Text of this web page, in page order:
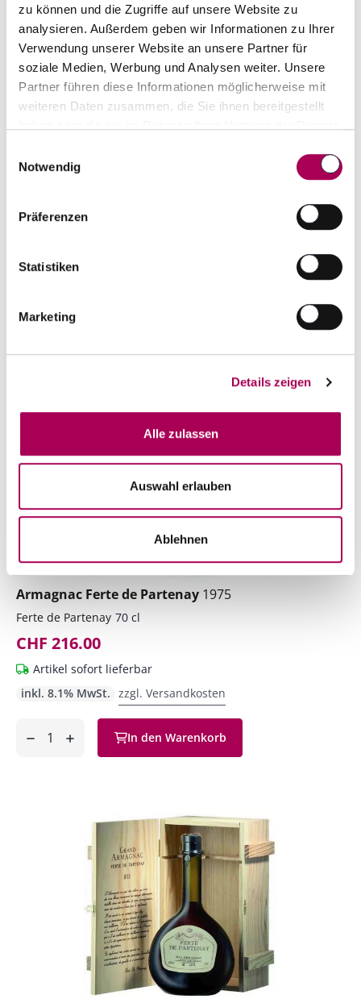
zu können und die Zugriffe auf unsere Website zu
analysieren. Außerdem geben wir Informationen zu Ihrer
Verwendung unserer Website an unsere Partner für
soziale Medien, Werbung und Analysen weiter. Unsere
Partner führen diese Informationen möglicherweise mit
weiteren Daten zusammen, die Sie ihnen bereitgestellt
Notwendig
Präferenzen
Statistiken
Marketing
Details zeigen
Alle zulassen
Auswahl erlauben
Ablehnen
Armagnac Ferte de Partenay
CHF 170.00
inkl. 8.1% MwSt.
Anzahl
hinzufügen
Armagnac Ferte de Partenay 1975
Ferte de Partenay 70 cl
CHF 216.00
Artikel sofort lieferbar
inkl. 8.1% MwSt. zzgl. Versandkosten
In den Warenkorb